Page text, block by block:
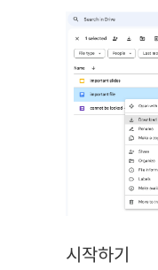
시작하기